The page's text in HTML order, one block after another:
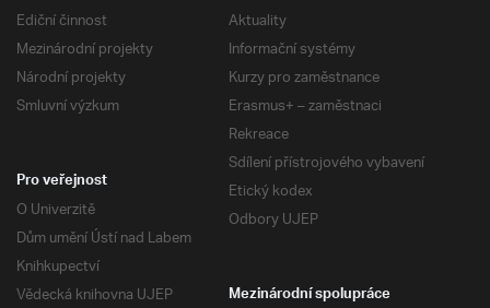
Ediční činnost
Mezinárodní projekty
Národní projekty
Smluvní výzkum
Aktuality
Informační systémy
Kurzy pro zaměstnance
Erasmus+ – zaměstnaci
Rekreace
Sdílení přístrojového vybavení
Etický kodex
Odbory UJEP
Pro veřejnost
O Univerzitě
Dům umění Ústí nad Labem
Knihkupectví
Vědecká knihovna UJEP
Mezinárodní spolupráce